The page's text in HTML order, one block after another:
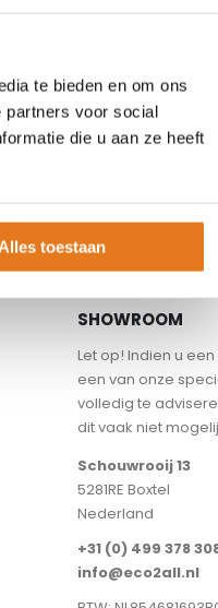
te bieden en om ons
partners voor social
die u aan ze heeft
toestaan
SHOWROOM
Let op! Indien u
een van onze
volledig te
dit vaak niet
Schouwrooij 13
5281RE Boxtel
Nederland
+31 (0) 499 378
info@eco2all.nl